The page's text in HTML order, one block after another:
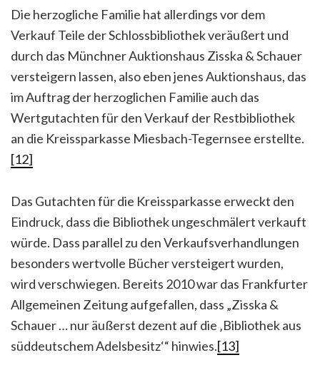
Die herzogliche Familie hat allerdings vor dem
Verkauf Teile der Schlossbibliothek veräußert und
durch das Münchner Auktionshaus Zisska & Schauer
versteigern lassen, also eben jenes Auktionshaus, das
im Auftrag der herzoglichen Familie auch das
Wertgutachten für den Verkauf der Restbibliothek
an die Kreissparkasse Miesbach-Tegernsee erstellte.
[12]
Das Gutachten für die Kreissparkasse erweckt den
Eindruck, dass die Bibliothek ungeschmälert verkauft
würde. Dass parallel zu den Verkaufsverhandlungen
besonders wertvolle Bücher versteigert wurden,
wird verschwiegen. Bereits 2010 war das Frankfurter
Allgemeinen Zeitung aufgefallen, dass „Zisska &
Schauer … nur äußerst dezent auf die ‚Bibliothek aus
süddeutschem Adelsbesitz‘“ hinwies.[13]